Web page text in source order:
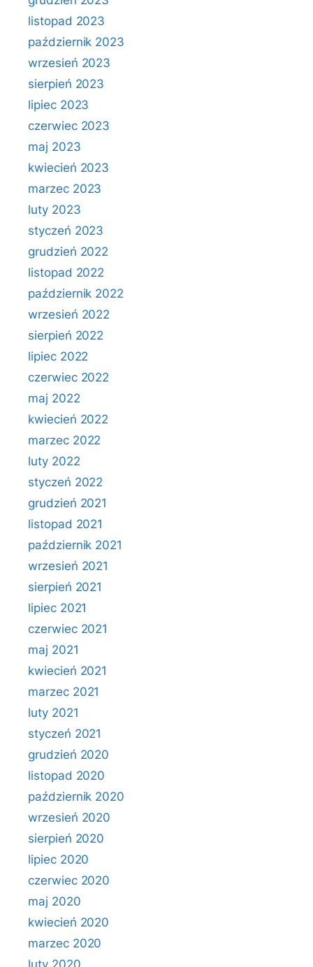
listopad 2023
październik 2023
wrzesień 2023
sierpień 2023
lipiec 2023
czerwiec 2023
maj 2023
kwiecień 2023
marzec 2023
luty 2023
styczeń 2023
grudzień 2022
listopad 2022
październik 2022
wrzesień 2022
sierpień 2022
lipiec 2022
czerwiec 2022
maj 2022
kwiecień 2022
marzec 2022
luty 2022
styczeń 2022
grudzień 2021
listopad 2021
październik 2021
wrzesień 2021
sierpień 2021
lipiec 2021
czerwiec 2021
maj 2021
kwiecień 2021
marzec 2021
luty 2021
styczeń 2021
grudzień 2020
listopad 2020
październik 2020
wrzesień 2020
sierpień 2020
lipiec 2020
czerwiec 2020
maj 2020
kwiecień 2020
marzec 2020
luty 2020